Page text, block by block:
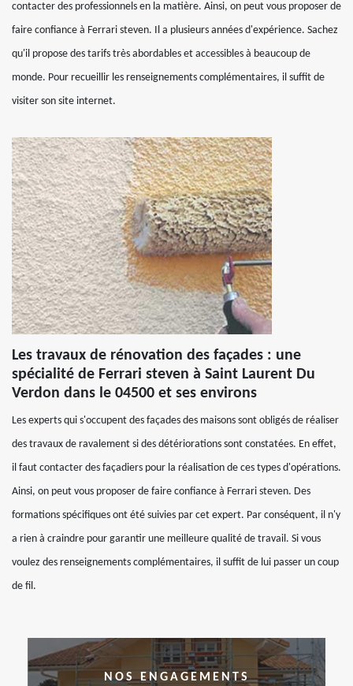
contacter des professionnels en la matière. Ainsi, on peut vous proposer de
faire confiance à Ferrari steven. Il a plusieurs années d'expérience. Sachez
qu'il propose des tarifs très abordables et accessibles à beaucoup de
monde. Pour recueillir les renseignements complémentaires, il suffit de
visiter son site internet.
Les travaux de rénovation des façades : une
spécialité de Ferrari steven à Saint Laurent Du
Verdon dans le 04500 et ses environs
Les experts qui s'occupent des façades des maisons sont obligés de réaliser
des travaux de ravalement si des détériorations sont constatées. En effet,
il faut contacter des façadiers pour la réalisation de ces types d'opérations.
Ainsi, on peut vous proposer de faire confiance à Ferrari steven. Des
formations spécifiques ont été suivies par cet expert. Par conséquent, il n'y
a rien à craindre pour garantir une meilleure qualité de travail. Si vous
voulez des renseignements complémentaires, il suffit de lui passer un coup
de fil.
NOS ENGAGEMENTS